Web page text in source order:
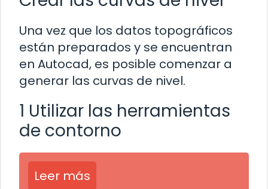
Una vez que los datos topográficos
están preparados y se encuentran
en Autocad, es posible comenzar a
generar las curvas de nivel.
1 Utilizar las herramientas
de contorno
Leer más